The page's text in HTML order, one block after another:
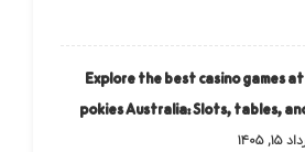
Explore the best casino games
pokies Australia: Slots, tables,
۱۵, ۱۴۰۵